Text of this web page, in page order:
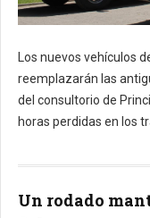
Los nuevos vehículos
reemplazarán las
del consultorio de
horas perdidas en los
Un rodado